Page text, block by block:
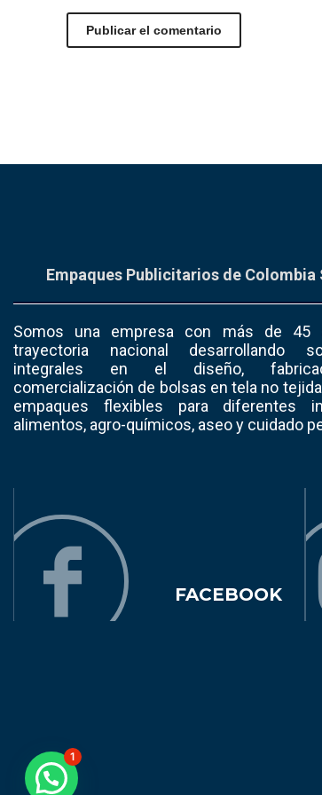
Empaques Publicitarios de Colombia
Somos una empresa con más de 45
trayectoria nacional desarrollando
integrales en el diseño,
comercialización de bolsas en tela no
empaques flexibles para diferentes
alimentos, agro-químicos, aseo y cuidado
FACEBOOK
1